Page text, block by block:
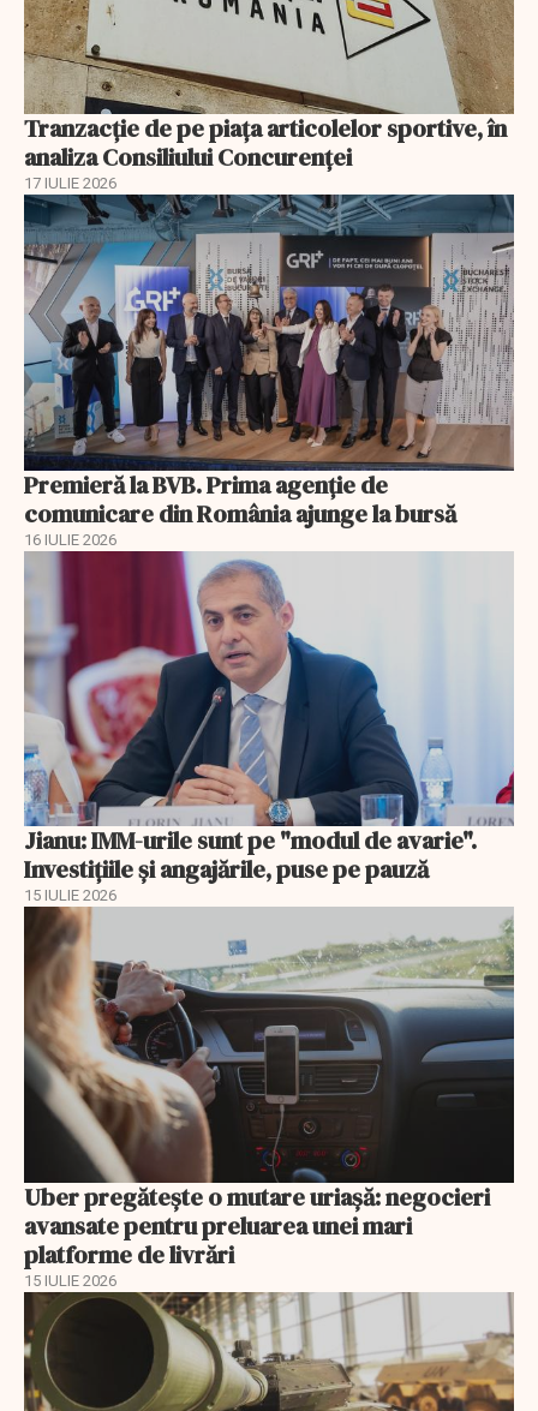
Tranzacție de pe piața articolelor sportive, în
analiza Consiliului Concurenţei
17 IULIE 2026
Premieră la BVB. Prima agenție de
comunicare din România ajunge la bursă
16 IULIE 2026
Jianu: IMM-urile sunt pe "modul de avarie".
Investițiile și angajările, puse pe pauză
15 IULIE 2026
Uber pregătește o mutare uriașă: negocieri
avansate pentru preluarea unei mari
platforme de livrări
15 IULIE 2026